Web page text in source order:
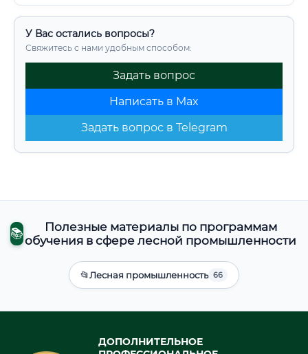
У Вас остались вопросы?
Свяжитесь с нами удобным способом:
Задать вопрос
Написать в Max
Задать вопрос в Telegram
📚
Полезные материалы по программам
обучения в сфере лесной промышленности
📂Лесная промышленность 66
ДОПОЛНИТЕЛЬНОЕ